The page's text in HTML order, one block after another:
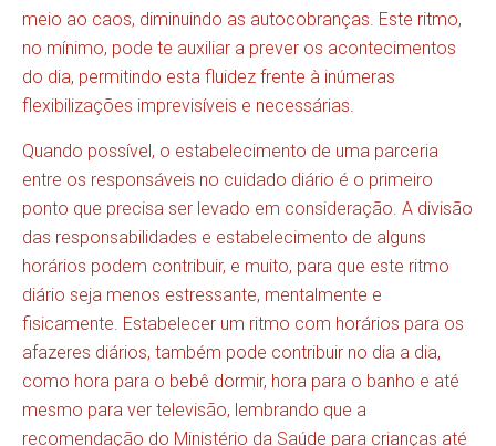
meio ao caos, diminuindo as autocobranças. Este ritmo,
no mínimo, pode te auxiliar a prever os acontecimentos
do dia, permitindo esta fluidez frente à inúmeras
flexibilizações imprevisíveis e necessárias.
Quando possível, o estabelecimento de uma parceria
entre os responsáveis no cuidado diário é o primeiro
ponto que precisa ser levado em consideração. A divisão
das responsabilidades e estabelecimento de alguns
horários podem contribuir, e muito, para que este ritmo
diário seja menos estressante, mentalmente e
fisicamente. Estabelecer um ritmo com horários para os
afazeres diários, também pode contribuir no dia a dia,
como hora para o bebê dormir, hora para o banho e até
mesmo para ver televisão, lembrando que a
recomendação do Ministério da Saúde para crianças até